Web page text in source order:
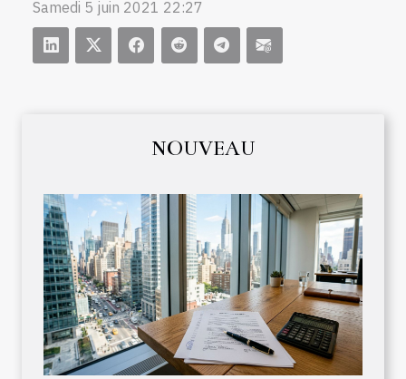
NOUVEAU
Samedi 5 juin 2021 22:27